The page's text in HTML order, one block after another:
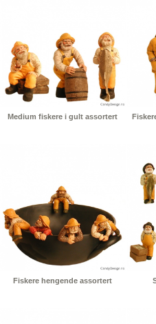
Medium fiskere i gult assortert
Fiskere hengende assortert